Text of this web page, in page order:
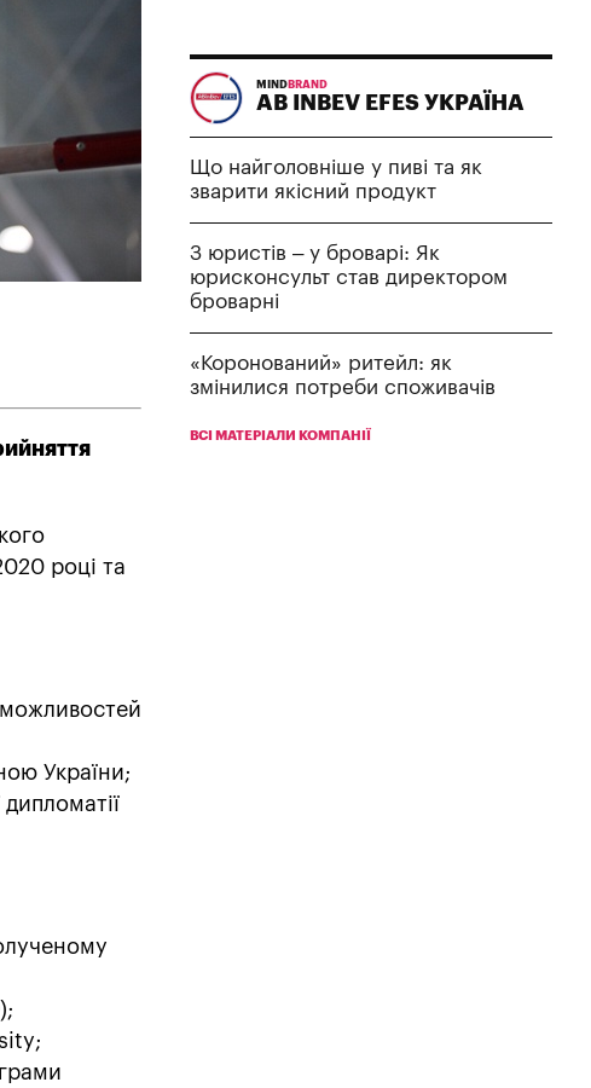
році та
можливостей
України;
MIND BRAND
AB INBEV EFES УКРАЇНА
Що найголовніше у пиві та як
зварити якісний продукт
З юристів – у броварі: Як
юрисконсульт став директором
броварні
«Коронований» ритейл: як
змінилися потреби споживачів
ВСІ МАТЕРІАЛИ КОМПАНІЇ